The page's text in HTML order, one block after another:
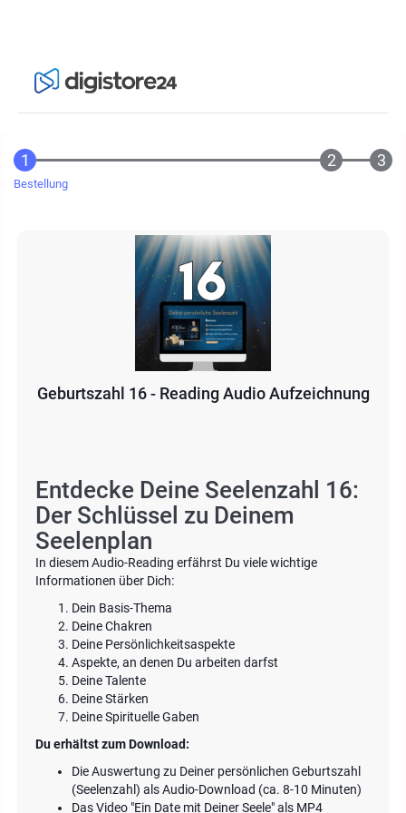
Bestellung
Geburtszahl 16 - Reading Audio Aufzeichnung
Entdecke Deine Seelenzahl 16:
Der Schlüssel zu Deinem
Seelenplan
In diesem Audio-Reading erfährst Du viele wichtige
Informationen über Dich:
Dein Basis-Thema
Deine Chakren
Deine Persönlichkeitsaspekte
Aspekte, an denen Du arbeiten darfst
Deine Talente
Deine Stärken
Deine Spirituelle Gaben
Du erhältst zum Download:
Die Auswertung zu Deiner persönlichen Geburtszahl
(Seelenzahl) als Audio-Download (ca. 8-10 Minuten)
Das Video "Ein Date mit Deiner Seele" als MP4